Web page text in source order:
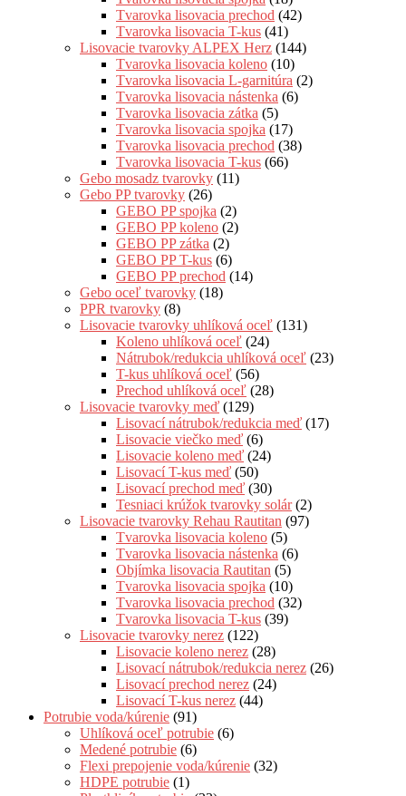
Tvarovka lisovacia prechod (42)
Tvarovka lisovacia T-kus (41)
Lisovacie tvarovky ALPEX Herz (144)
Tvarovka lisovacia koleno (10)
Tvarovka lisovacia L-garnitúra (2)
Tvarovka lisovacia nástenka (6)
Tvarovka lisovacia zátka (5)
Tvarovka lisovacia spojka (17)
Tvarovka lisovacia prechod (38)
Tvarovka lisovacia T-kus (66)
Gebo mosadz tvarovky (11)
Gebo PP tvarovky (26)
GEBO PP spojka (2)
GEBO PP koleno (2)
GEBO PP zátka (2)
GEBO PP T-kus (6)
GEBO PP prechod (14)
Gebo oceľ tvarovky (18)
PPR tvarovky (8)
Lisovacie tvarovky uhlíková oceľ (131)
Koleno uhlíková oceľ (24)
Nátrubok/redukcia uhlíková oceľ (23)
T-kus uhlíková oceľ (56)
Prechod uhlíková oceľ (28)
Lisovacie tvarovky meď (129)
Lisovací nátrubok/redukcia meď (17)
Lisovacie viečko meď (6)
Lisovacie koleno meď (24)
Lisovací T-kus meď (50)
Lisovací prechod meď (30)
Tesniaci krúžok tvarovky solár (2)
Lisovacie tvarovky Rehau Rautitan (97)
Tvarovka lisovacia koleno (5)
Tvarovka lisovacia nástenka (6)
Objímka lisovacia Rautitan (5)
Tvarovka lisovacia spojka (10)
Tvarovka lisovacia prechod (32)
Tvarovka lisovacia T-kus (39)
Lisovacie tvarovky nerez (122)
Lisovacie koleno nerez (28)
Lisovací nátrubok/redukcia nerez (26)
Lisovací prechod nerez (24)
Lisovací T-kus nerez (44)
Potrubie voda/kúrenie (91)
Uhlíková oceľ potrubie (6)
Medené potrubie (6)
Flexi prepojenie voda/kúrenie (32)
HDPE potrubie (1)